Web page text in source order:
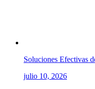
Soluciones Efectivas
julio 10, 2026